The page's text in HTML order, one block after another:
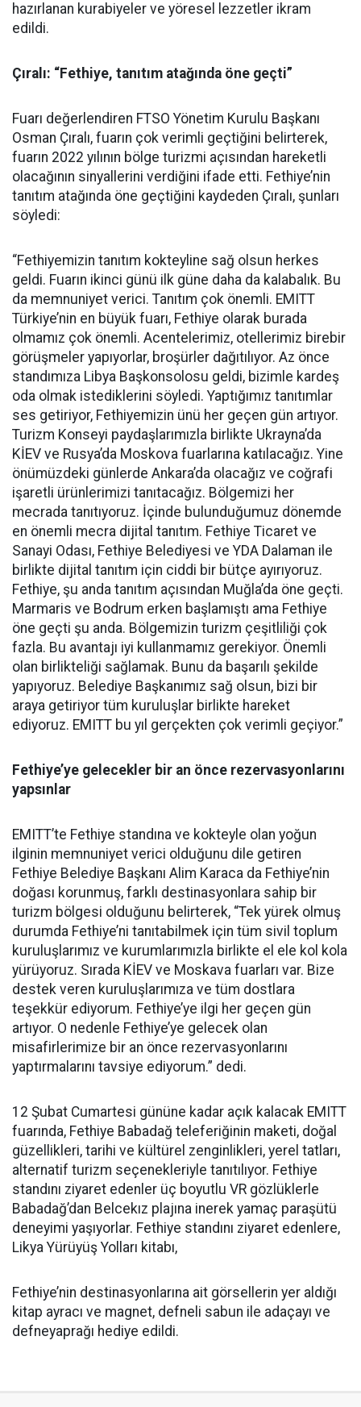
hazırlanan kurabiyeler ve yöresel lezzetler ikram
edildi.
Çıralı: “Fethiye, tanıtım atağında öne geçti”
Fuarı değerlendiren FTSO Yönetim Kurulu Başkanı
Osman Çıralı, fuarın çok verimli geçtiğini belirterek,
fuarın 2022 yılının bölge turizmi açısından hareketli
olacağının sinyallerini verdiğini ifade etti. Fethiye’nin
tanıtım atağında öne geçtiğini kaydeden Çıralı, şunları
söyledi:
“Fethiyemizin tanıtım kokteyline sağ olsun herkes
geldi. Fuarın ikinci günü ilk güne daha da kalabalık. Bu
da memnuniyet verici. Tanıtım çok önemli. EMITT
Türkiye’nin en büyük fuarı, Fethiye olarak burada
olmamız çok önemli. Acentelerimiz, otellerimiz birebir
görüşmeler yapıyorlar, broşürler dağıtılıyor. Az önce
standımıza Libya Başkonsolosu geldi, bizimle kardeş
oda olmak istediklerini söyledi. Yaptığımız tanıtımlar
ses getiriyor, Fethiyemizin ünü her geçen gün artıyor.
Turizm Konseyi paydaşlarımızla birlikte Ukrayna’da
KİEV ve Rusya’da Moskova fuarlarına katılacağız. Yine
önümüzdeki günlerde Ankara’da olacağız ve coğrafi
işaretli ürünlerimizi tanıtacağız. Bölgemizi her
mecrada tanıtıyoruz. İçinde bulunduğumuz dönemde
en önemli mecra dijital tanıtım. Fethiye Ticaret ve
Sanayi Odası, Fethiye Belediyesi ve YDA Dalaman ile
birlikte dijital tanıtım için ciddi bir bütçe ayırıyoruz.
Fethiye, şu anda tanıtım açısından Muğla’da öne geçti.
Marmaris ve Bodrum erken başlamıştı ama Fethiye
öne geçti şu anda. Bölgemizin turizm çeşitliliği çok
fazla. Bu avantajı iyi kullanmamız gerekiyor. Önemli
olan birlikteliği sağlamak. Bunu da başarılı şekilde
yapıyoruz. Belediye Başkanımız sağ olsun, bizi bir
araya getiriyor tüm kuruluşlar birlikte hareket
ediyoruz. EMITT bu yıl gerçekten çok verimli geçiyor.”
Fethiye’ye gelecekler bir an önce rezervasyonlarını
yapsınlar
EMITT’te Fethiye standına ve kokteyle olan yoğun
ilginin memnuniyet verici olduğunu dile getiren
Fethiye Belediye Başkanı Alim Karaca da Fethiye’nin
doğası korunmuş, farklı destinasyonlara sahip bir
turizm bölgesi olduğunu belirterek, “Tek yürek olmuş
durumda Fethiye’ni tanıtabilmek için tüm sivil toplum
kuruluşlarımız ve kurumlarımızla birlikte el ele kol kola
yürüyoruz. Sırada KİEV ve Moskava fuarları var. Bize
destek veren kuruluşlarımıza ve tüm dostlara
teşekkür ediyorum. Fethiye’ye ilgi her geçen gün
artıyor. O nedenle Fethiye’ye gelecek olan
misafirlerimize bir an önce rezervasyonlarını
yaptırmalarını tavsiye ediyorum.” dedi.
12 Şubat Cumartesi gününe kadar açık kalacak EMITT
fuarında, Fethiye Babadağ teleferiğinin maketi, doğal
güzellikleri, tarihi ve kültürel zenginlikleri, yerel tatları,
alternatif turizm seçenekleriyle tanıtılıyor. Fethiye
standını ziyaret edenler üç boyutlu VR gözlüklerle
Babadağ’dan Belcekız plajına inerek yamaç paraşütü
deneyimi yaşıyorlar. Fethiye standını ziyaret edenlere,
Likya Yürüyüş Yolları kitabı,
Fethiye’nin destinasyonlarına ait görsellerin yer aldığı
kitap ayracı ve magnet, defneli sabun ile adaçayı ve
defneyaprağı hediye edildi.